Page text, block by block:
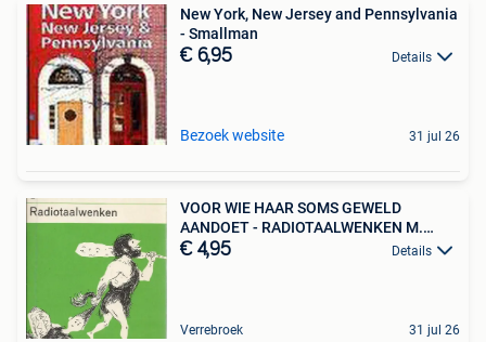
New York, New Jersey and Pennsylvania
- Smallman
€ 6,95 Details
Bezoek website 31 jul 26
VOOR WIE HAAR SOMS GEWELD
AANDOET - RADIOTAALWENKEN M.
GALLE
€ 4,95 Details
Verrebroek 31 jul 26